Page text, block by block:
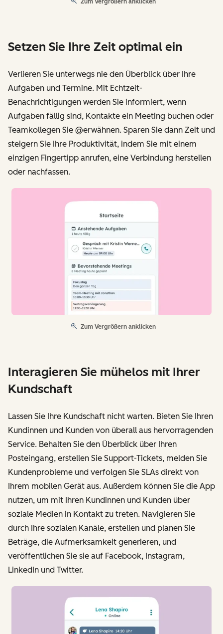
Setzen Sie Ihre Zeit optimal ein
Verlieren Sie unterwegs nie den Überblick über Ihre
Aufgaben und Termine. Mit Echtzeit-
Benachrichtigungen werden Sie informiert, wenn
Aufgaben fällig sind, Kontakte ein Meeting buchen oder
Teamkollegen Sie @erwähnen. Sparen Sie dann Zeit und
steigern Sie Ihre Produktivität, indem Sie mit einem
einzigen Fingertipp anrufen, eine Verbindung herstellen
oder nachfassen.
Zum Vergrößern anklicken
Interagieren Sie mühelos mit Ihrer
Kundschaft
Lassen Sie Ihre Kundschaft nicht warten. Bieten Sie Ihren
Kundinnen und Kunden von überall aus hervorragenden
Service. Behalten Sie den Überblick über Ihren
Posteingang, erstellen Sie Support-Tickets, melden Sie
Kundenprobleme und verfolgen Sie SLAs direkt von
Ihrem mobilen Gerät aus. Außerdem können Sie die App
nutzen, um mit Ihren Kundinnen und Kunden über
soziale Medien in Kontakt zu treten. Navigieren Sie
durch Ihre sozialen Kanäle, erstellen und planen Sie
Beträge, die Aufmerksamkeit generieren, und
veröffentlichen Sie sie auf Facebook, Instagram,
LinkedIn und Twitter.